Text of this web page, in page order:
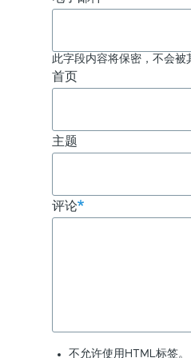
此字段内容将保密，不会被
首页
主题
评论
不允许使用HTML标签。